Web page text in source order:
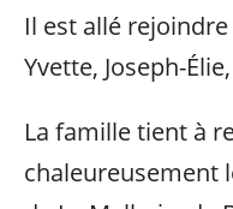
Il est allé
Yvette, Joseph-
La famille tient à
chaleureusement